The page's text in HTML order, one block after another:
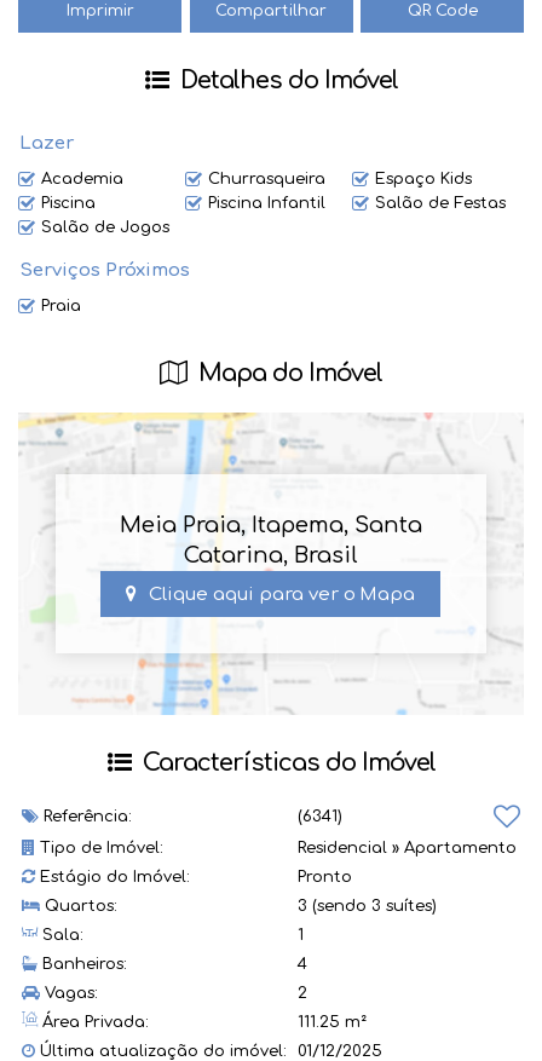
a oportunidade de viver em um imóvel tão completo e
🔑 Seu novo lar te espera!
Imprimir Compartilhar QR Code
Detalhes do Imóvel
Lazer
Academia Churrasqueira
Espaço Kids
Piscina
Piscina Infantil
Salão de Festas
Salão de Jogos
Serviços Próximos
Praia
Mapa do Imóvel
Meia Praia, Itapema, Santa
Catarina, Brasil
Clique aqui para ver o Mapa
Características do Imóvel
Referência:
(6341)
Tipo de Imóvel:
Residencial » Apartamento
Estágio do Imóvel:
Pronto
Quartos:
3 (sendo 3 suítes)
Sala:
1
Banheiros:
4
Vagas:
2
Área Privada:
111.25 m²
Última atualização do imóvel:
01/12/2025